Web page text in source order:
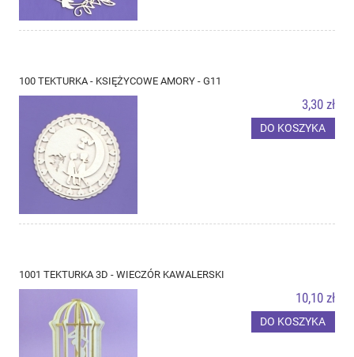
100 TEKTURKA - KSIĘŻYCOWE AMORY - G11
3,30 zł
DO KOSZYKA
1001 TEKTURKA 3D - WIECZÓR KAWALERSKI
10,10 zł
DO KOSZYKA